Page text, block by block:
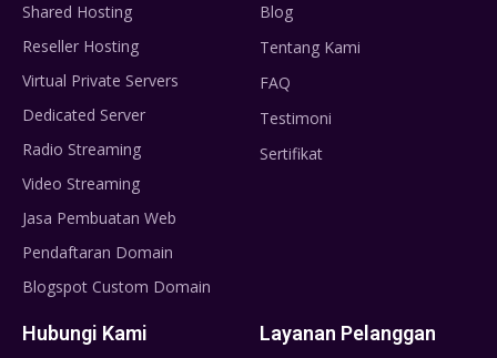
Shared Hosting
Reseller Hosting
Virtual Private Servers
Dedicated Server
Radio Streaming
Video Streaming
Jasa Pembuatan Web
Pendaftaran Domain
Blogspot Custom Domain
Blog
Tentang Kami
FAQ
Testimoni
Sertifikat
Hubungi Kami Layanan Pelanggan